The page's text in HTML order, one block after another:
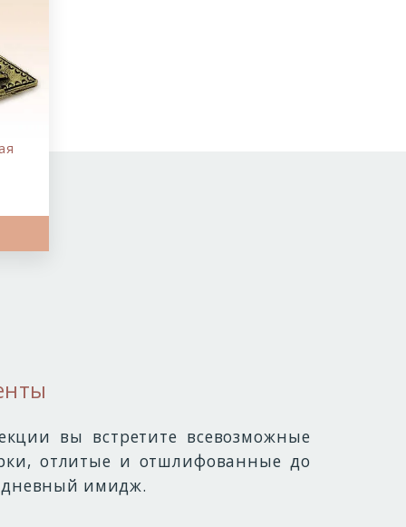
вы встретите всевозможные
отлитые и отшлифованные до
имидж.